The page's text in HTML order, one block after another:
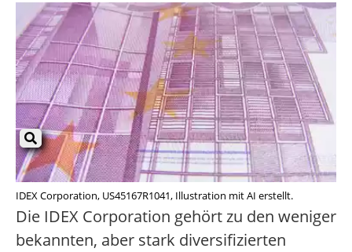
IDEX Corporation, US45167R1041, Illustration mit AI erstellt.
Die IDEX Corporation gehört zu den weniger
bekannten, aber stark diversifizierten